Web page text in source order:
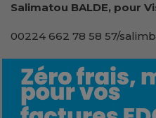
Salimatou BALDE, pour
00224 662 78 58 57/